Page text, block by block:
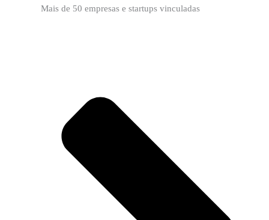
Mais de 50 empresas e startups vinculadas